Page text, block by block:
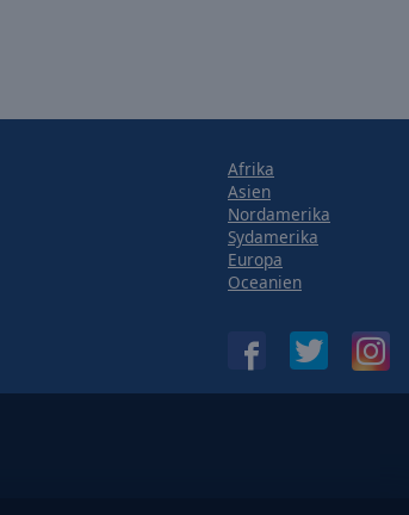
Afrika
Asien
Nordamerika
Sydamerika
Europa
Oceanien